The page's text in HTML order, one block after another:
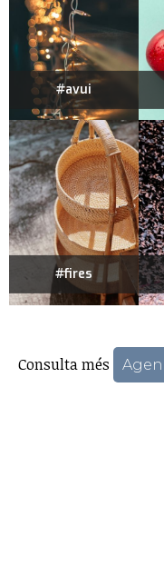
#avui
#fires
Consulta més